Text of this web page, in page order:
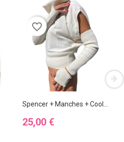
favorite_border
Spencer + Manches + Cool...
Prix
25,00 €